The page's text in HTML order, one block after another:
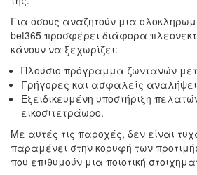
Για όσους αναζητούν μια
bet365 προσφέρει διάφορα
κάνουν να ξεχωρίζει:
Πλούσιο πρόγραμμα ζωντανών
Γρήγορες και ασφαλείς
Εξειδικευμένη υποστήριξη
εικοσιτετράωρο.
Με αυτές τις παροχές, δεν είναι
παραμένει στην κορυφή των
που επιθυμούν μια ποιοτική